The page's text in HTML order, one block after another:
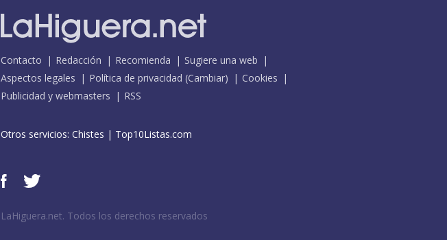
Contacto Redacción Recomienda
Sugiere una web
Aspectos legales
Política de privacidad (Cambiar)
Cookies
Publicidad y webmasters
RSS
Otros servicios: Chistes | Top10Listas.com
LaHiguera.net. Todos los derechos reservados